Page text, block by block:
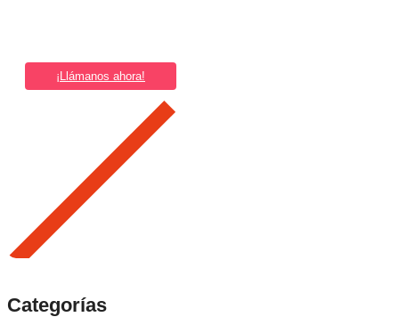
¡Llámanos ahora!
Categorías